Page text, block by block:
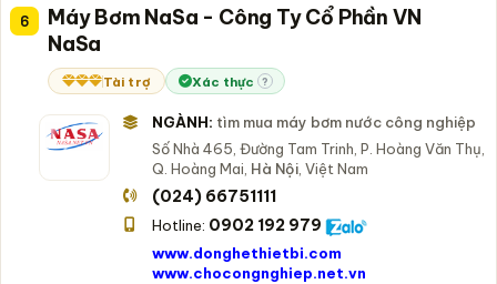
6
Máy Bơm NaSa - Công Ty Cổ Phần VN
NaSa
Tài trợ Xác thực ?
NGÀNH: tìm mua máy bơm nước công nghiệp
Số Nhà 465, Đường Tam Trinh, P. Hoàng Văn Thụ,
Q. Hoàng Mai, Hà Nội, Việt Nam
(024) 66751111
Hotline: 0902 192 979
www.donghethietbi.com
www.chocongnghiep.net.vn